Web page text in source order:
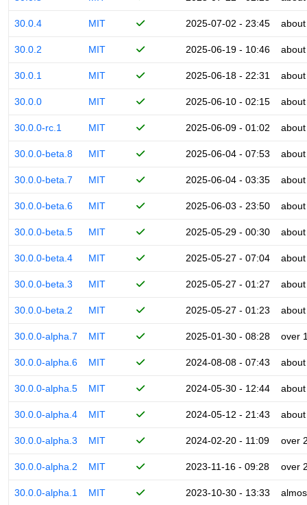
30.0.4 MIT 2025-07-02 - 23:45
30.0.2 MIT 2025-06-19 - 10:46
30.0.1 MIT 2025-06-18 - 22:31
30.0.0 MIT 2025-06-10 - 02:15
30.0.0-rc.1 MIT 2025-06-09 - 01:02
30.0.0-beta.8 MIT 2025-06-04 - 07:53
30.0.0-beta.7 MIT 2025-06-04 - 03:35
30.0.0-beta.6 MIT 2025-06-03 - 23:50
30.0.0-beta.5 MIT 2025-05-29 - 00:30
30.0.0-beta.4 MIT 2025-05-27 - 07:04
30.0.0-beta.3 MIT 2025-05-27 - 01:27
30.0.0-beta.2 MIT 2025-05-27 - 01:23
30.0.0-alpha.7 MIT 2025-01-30 - 08:28 over
30.0.0-alpha.6 MIT 2024-08-08 - 07:43
30.0.0-alpha.5 MIT 2024-05-30 - 12:44
30.0.0-alpha.4 MIT 2024-05-12 - 21:43
30.0.0-alpha.3 MIT 2024-02-20 - 11:09 over
30.0.0-alpha.2 MIT 2023-11-16 - 09:28 over
30.0.0-alpha.1 MIT 2023-10-30 - 13:33